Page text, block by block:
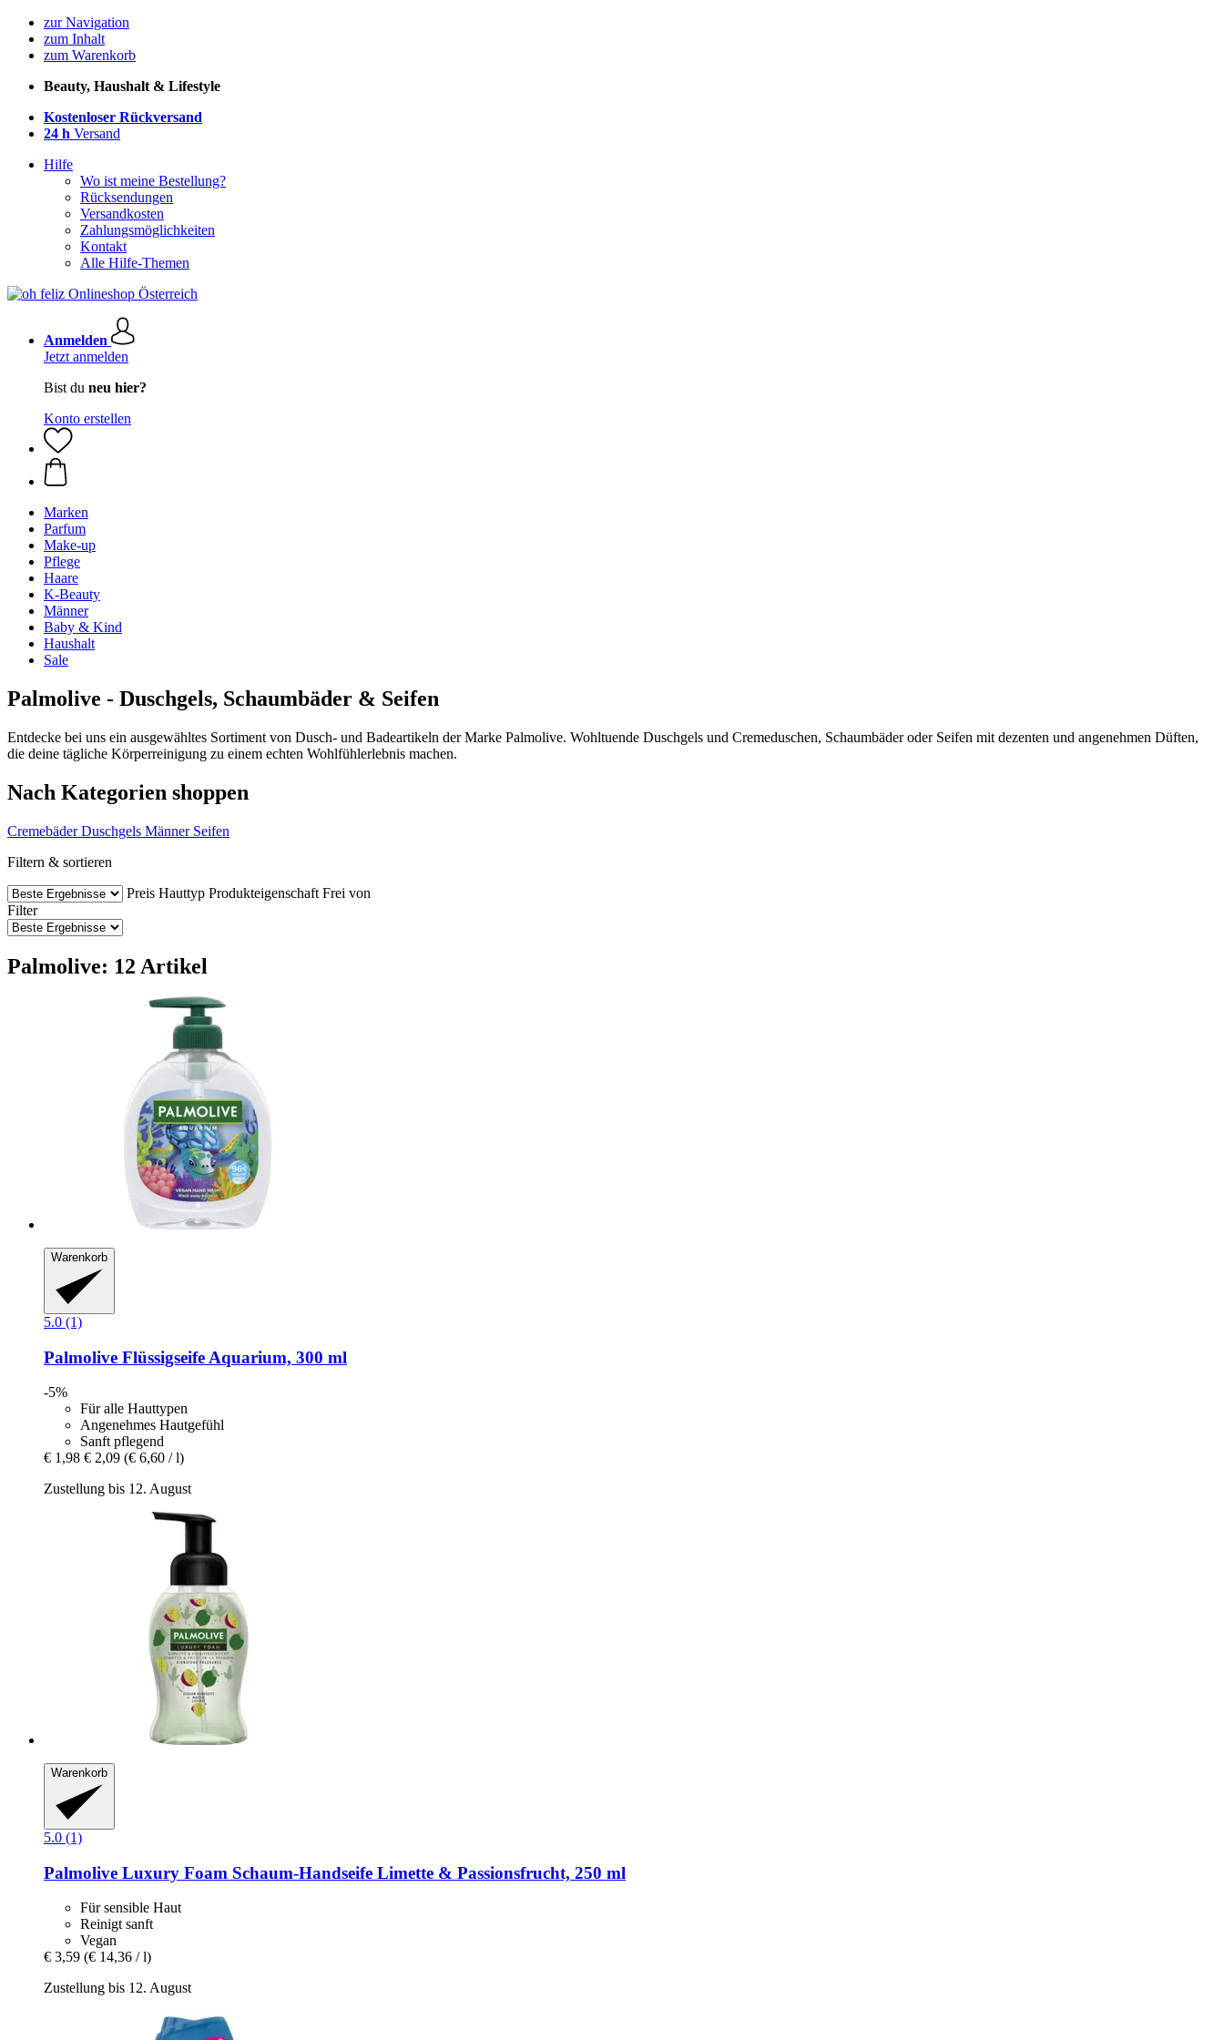
zur Navigation
zum Inhalt
zum Warenkorb
Beauty, Haushalt & Lifestyle
Kostenloser Rückversand
24 h Versand
Hilfe
Wo ist meine Bestellung?
Rücksendungen
Versandkosten
Zahlungsmöglichkeiten
Kontakt
Alle Hilfe-Themen
Anmelden
Jetzt anmelden
Bist du neu hier?
Konto erstellen
Marken
Parfum
Make-up
Pflege
Haare
K-Beauty
Männer
Baby & Kind
Haushalt
Sale
Palmolive - Duschgels, Schaumbäder & Seifen
Entdecke bei uns ein ausgewähltes Sortiment von Dusch- und Badeartikeln der Marke Palmolive. Wohltuende Duschgels und Cremeduschen, Schaumbäder oder Seifen mit dezenten und angenehmen Düften,
die deine tägliche Körperreinigung zu einem echten Wohlfühlerlebnis machen.
Nach Kategorien shoppen
Cremebäder Duschgels Männer Seifen
Filtern & sortieren
Preis Hauttyp Produkteigenschaft Frei von
Filter
Palmolive: 12 Artikel
Warenkorb
5.0 (1)
Palmolive Flüssigseife Aquarium, 300 ml
-5%
Für alle Hauttypen
Angenehmes Hautgefühl
Sanft pflegend
€ 1,98 € 2,09 (€ 6,60 / l)
Zustellung bis 12. August
Warenkorb
5.0 (1)
Palmolive Luxury Foam Schaum-​Handseife Limette & Passionsfrucht, 250 ml
Für sensible Haut
Reinigt sanft
Vegan
€ 3,59 (€ 14,36 / l)
Zustellung bis 12. August